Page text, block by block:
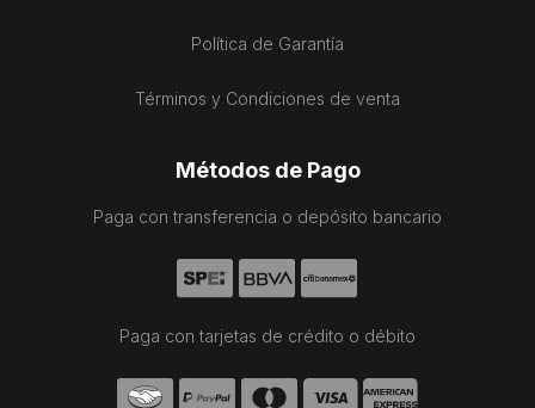
Política de Garantía
Términos y Condiciones de venta
Métodos de Pago
Paga con transferencia o depósito bancario
Paga con tarjetas de crédito o débito